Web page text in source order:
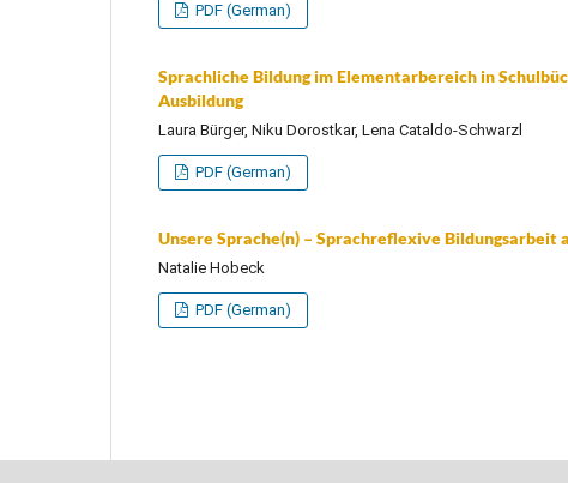
PDF (German)
Sprachliche Bildung im Elementarbereich in
Ausbildung
Laura Bürger, Niku Dorostkar, Lena Cataldo-Schwarzl
PDF (German)
Unsere Sprache(n) – Sprachreflexive Bildungsarbeit
Natalie Hobeck
PDF (German)